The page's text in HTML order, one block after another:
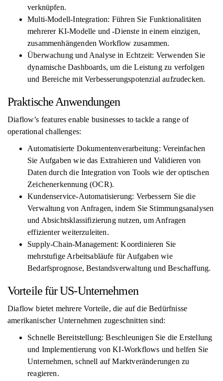
verknüpfen.
Multi-Modell-Integration: Führen Sie Funktionalitäten
mehrerer KI-Modelle und -Dienste in einem einzigen,
zusammenhängenden Workflow zusammen.
Überwachung und Analyse in Echtzeit: Verwenden Sie
dynamische Dashboards, um die Leistung zu verfolgen
und Bereiche mit Verbesserungspotenzial aufzudecken.
Praktische Anwendungen
Diaflow’s features enable businesses to tackle a range of
operational challenges:
Automatisierte Dokumentenverarbeitung: Vereinfachen
Sie Aufgaben wie das Extrahieren und Validieren von
Daten durch die Integration von Tools wie der optischen
Zeichenerkennung (OCR).
Kundenservice-Automatisierung: Verbessern Sie die
Verwaltung von Anfragen, indem Sie Stimmungsanalysen
und Absichtsklassifizierung nutzen, um Anfragen
effizienter weiterzuleiten.
Supply-Chain-Management: Koordinieren Sie
mehrstufige Arbeitsabläufe für Aufgaben wie
Bedarfsprognose, Bestandsverwaltung und Beschaffung.
Vorteile für US-Unternehmen
Diaflow bietet mehrere Vorteile, die auf die Bedürfnisse
amerikanischer Unternehmen zugeschnitten sind:
Schnelle Bereitstellung: Beschleunigen Sie die Erstellung
und Implementierung von KI-Workflows und helfen Sie
Unternehmen, schnell auf Marktveränderungen zu
reagieren.